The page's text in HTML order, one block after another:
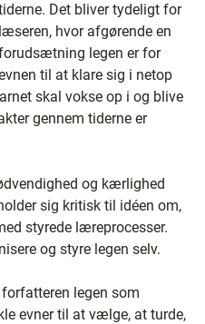
Det bliver tydeligt for
læseren, hvor afgørende en
legen er for
til at klare sig i netop
skal vokse op i og blive
gennem tiderne er
og kærlighed
sig kritisk til idéen om,
styrede læreprocesser.
og styre legen selv.
legen som
evner til at vælge, at turde,